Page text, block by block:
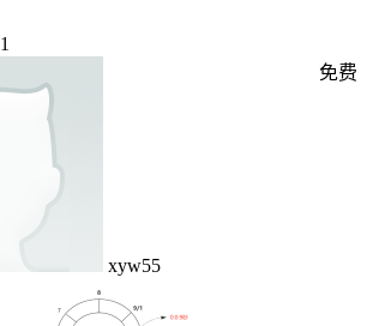
1
xyw55
免费